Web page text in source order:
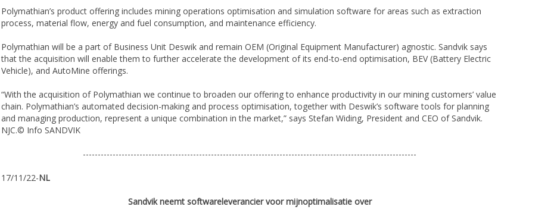
Polymathian’s product offering includes mining operations optimisation and simulation software for areas such as extraction
process, material flow, energy and fuel consumption, and maintenance efficiency.
Polymathian will be a part of Business Unit Deswik and remain OEM (Original Equipment Manufacturer) agnostic. Sandvik says
that the acquisition will enable them to further accelerate the development of its end-to-end optimisation, BEV (Battery Electric
Vehicle), and AutoMine offerings.
“With the acquisition of Polymathian we continue to broaden our offering to enhance productivity in our mining customers’ value
chain. Polymathian’s automated decision-making and process optimisation, together with Deswik’s software tools for planning
and managing production, represent a unique combination in the market,” says Stefan Widing, President and CEO of Sandvik.
NJC.© Info SANDVIK
----------------------------------------------------------------------------------------------------------------
17/11/22-NL
Sandvik neemt softwareleverancier voor mijnoptimalisatie over